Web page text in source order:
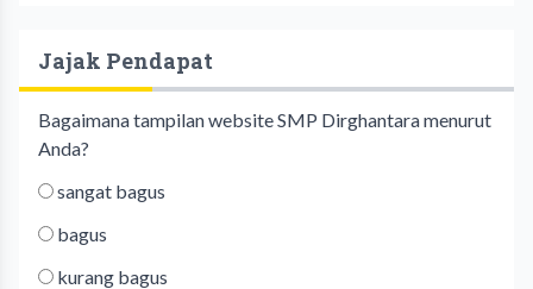
Jajak Pendapat
Bagaimana tampilan website SMP Dirghantara menurut
Anda?
sangat bagus
bagus
kurang bagus